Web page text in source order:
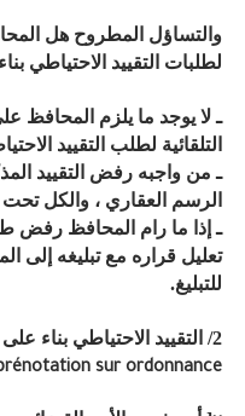
والتساؤل المطروح هل
لطلبات التقييد الاحتياطي
ـ لا يوجد ما يلزم المحافظ
التلقائية لطلب التقييد
ـ من واجبه رفض التقييد
الرسم العقاري ، والكل
ـ إذا ما رام المحافظ رفض
تعليل قراره مع تبليغه إلى
للتبليغ.
2/ التقييد الاحتياطي بناء على أمر قضائي
sur ordonnance